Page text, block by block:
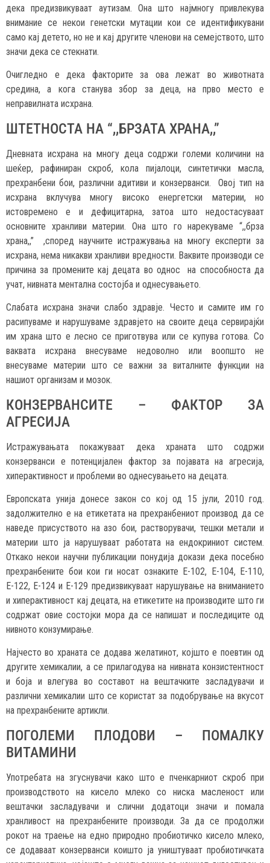
дека предизвикуваат аутизам. Она што најмногу привлекува
внимание се некои генетски мутации кои се идентификувани
само кај детето, но не и кај другите членови на семејството, што
значи дека се стекнати.
Очигледно е дека факторите за ова лежат во животната
средина, а кога станува збор за деца, на прво место е
неправилната исхрана.
ШТЕТНОСТА НА “,,БРЗАТА ХРАНА,,”
Дневната исхрана на многу деца содржи големи количини на
шеќер, рафиниран скроб, кола пијалоци, синтетички масла,
прехранбени бои, различни адитиви и конзерванси. Овој тип на
исхрана вклучува многу високо енергетски материи, но
истовремено е и дефицитарна, затоа што недостасуваат
основните хранливи материи. Она што го нарекуваме “,,брза
храна,,” ,според научните истражувања на многу експерти за
исхрана, нема никакви хранливи вредности. Ваквите производи се
причина за промените кај децата во однос на способноста да
учат, нивната ментална состојба и однесувањето.
Слабата исхрана значи слабо здравје. Често и самите им го
расипуваме и нарушуваме здравјето на своите деца сервирајќи
им храна што е лесно се приготвува или се купува готова. Со
ваквата исхрана внесуваме недоволно или воопшто не
внесуваме материи што се важни за виталните функции на
нашиот организам и мозок.
КОНЗЕРВАНСИТЕ – ФАКТОР ЗА
АГРЕСИЈА
Истражувањата покажуваат дека храната што содржи
конзерванси е потенцијален фактор за појавата на агресија,
хиперактивност и проблеми во однесувањето на децата.
Европската унија донесе закон со кој од 15 јули, 2010 год.
задолжително е на етикетата на прехранбениот производ да се
наведе присуството на азо бои, растворувачи, тешки метали и
материи што ја нарушуваат работата на ендокриниот систем.
Откако некои научни публикации понудија докази дека посебно
прехранбените бои кои ги носат ознаките Е-102, Е-104, Е-110,
Е-122, Е-124 и Е-129 предизвикуваат нарушување на вниманието
и хиперактивност кај децата, на етикетите на производите што ги
содржат овие состојки мора да се напишат и последиците од
нивното конзумирање.
Најчесто во храната се додава желатинот, којшто е поевтин од
другите хемикалии, а се прилагодува на нивната конзистентност
и боја и влегува во составот на вештачките засладувачи и
различни хемикалии што се користат за подобрување на вкусот
на прехранбените артикли.
ПОГОЛЕМИ ПЛОДОВИ – ПОМАЛКУ
ВИТАМИНИ
Употребата на згуснувачи како што е пченкарниот скроб при
производството на кисело млеко со ниска масленост или
вештачки засладувачи и слични додатоци значи и помала
хранливост на прехранбените производи. За да се продолжи
рокот на траење на едно природно пробиотичко кисело млеко,
се додаваат конзерванси коишто ја уништуваат пробиотичката